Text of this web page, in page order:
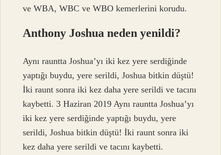
ve WBA, WBC ve WBO kemerlerini korudu.
Anthony Joshua neden yenildi?
Aynı rauntta Joshua’yı iki kez yere serdiğinde
yaptığı buydu, yere serildi, Joshua bitkin düştü!
İki raunt sonra iki kez daha yere serildi ve tacını
kaybetti. 3 Haziran 2019 Aynı rauntta Joshua’yı
iki kez yere serdiğinde yaptığı buydu, yere
serildi, Joshua bitkin düştü! İki raunt sonra iki
kez daha yere serildi ve tacını kaybetti.